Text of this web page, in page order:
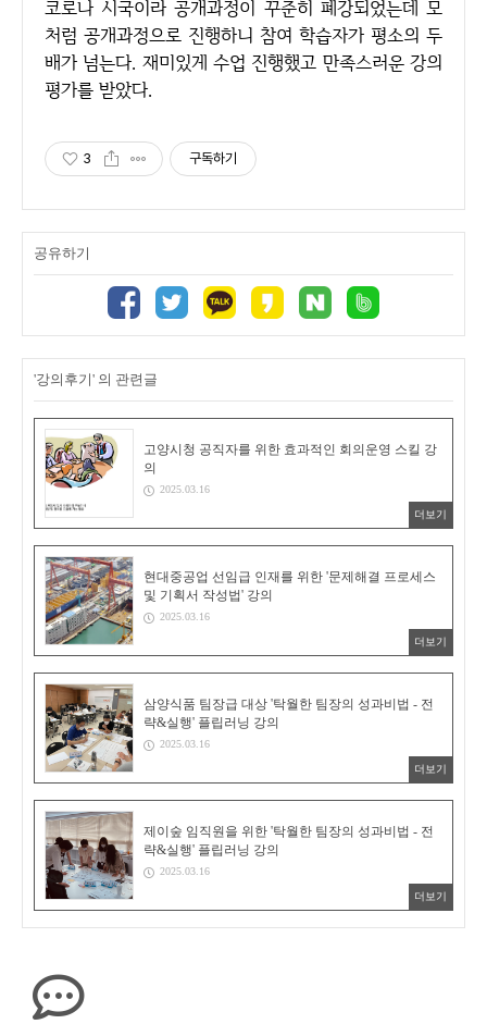
코로나 시국이라 공개과정이 꾸준히 폐강되었는데 모
처럼 공개과정으로 진행하니 참여 학습자가 평소의 두
배가 넘는다. 재미있게 수업 진행했고 만족스러운 강의
평가를 받았다.
3 구독하기
공유하기
'강의후기' 의 관련글
고양시청 공직자를 위한 효과적인 회의운영 스킬 강
의
2025.03.16
더보기
현대중공업 선임급 인재를 위한 '문제해결 프로세스
및 기획서 작성법' 강의
2025.03.16
더보기
삼양식품 팀장급 대상 '탁월한 팀장의 성과비법 - 전
략&실행' 플립러닝 강의
2025.03.16
더보기
제이숲 임직원을 위한 '탁월한 팀장의 성과비법 - 전
략&실행' 플립러닝 강의
2025.03.16
더보기